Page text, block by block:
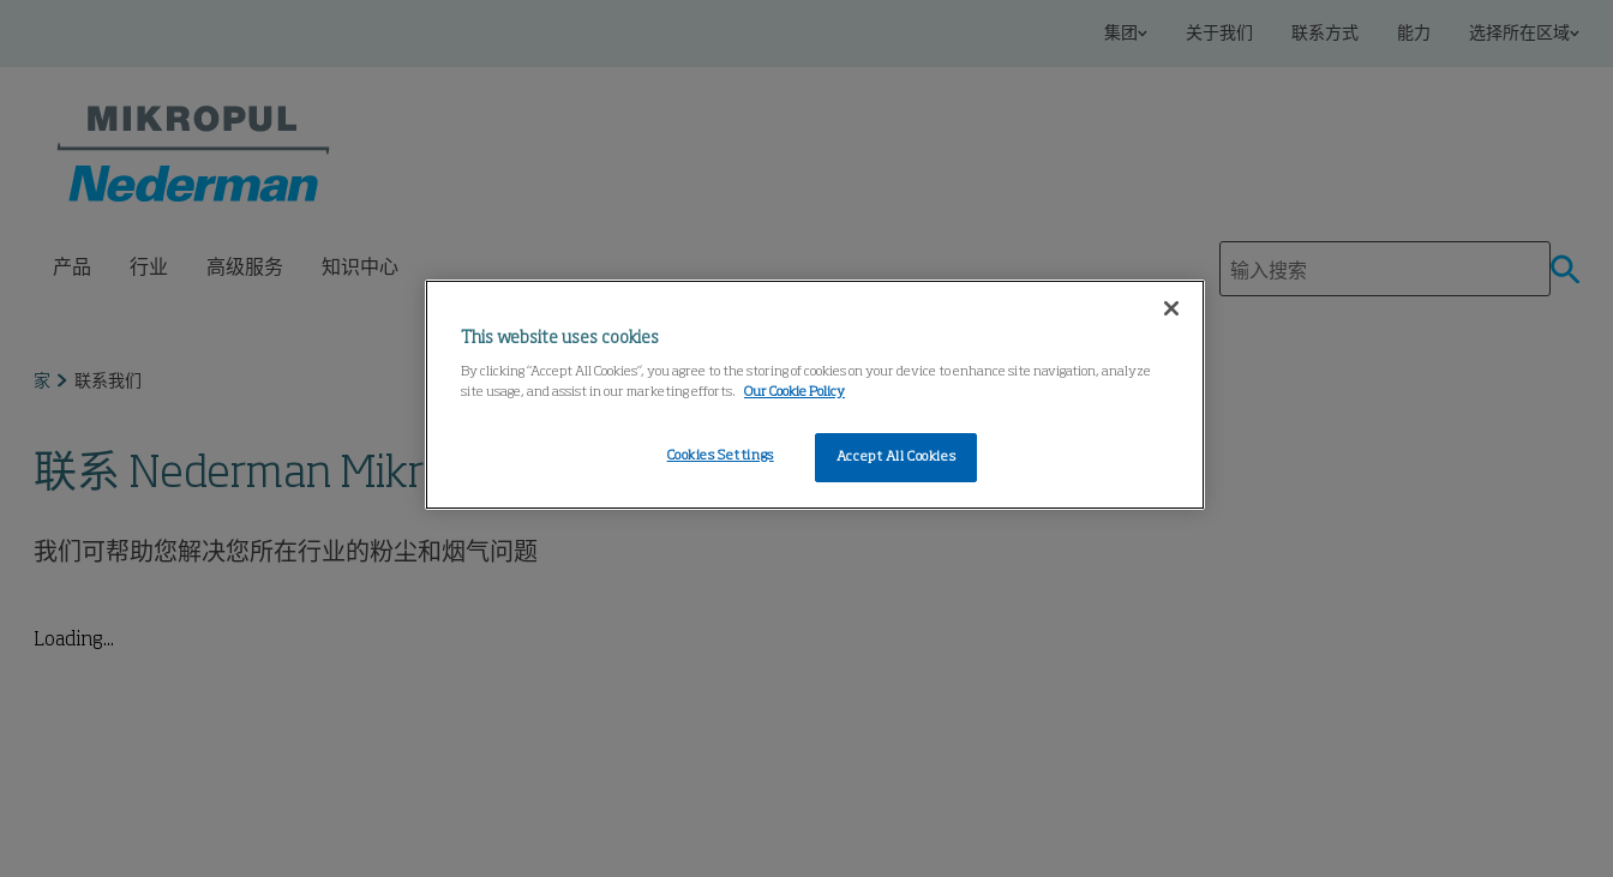
集团 关于我们 联系方式 能力 选择所在区域
产品 行业 高级服务 知识中心
家 联系我们
联系 Nederman MikroPul
我们可帮助您解决您所在行业的粉尘和烟气问题
Loading...
This website uses cookies
By clicking “Accept All Cookies”, you agree to the storing of cookies on your device to enhance site navigation, analyze
site usage, and assist in our marketing efforts.
Our Cookie Policy
Accept All Cookies
Cookies Settings